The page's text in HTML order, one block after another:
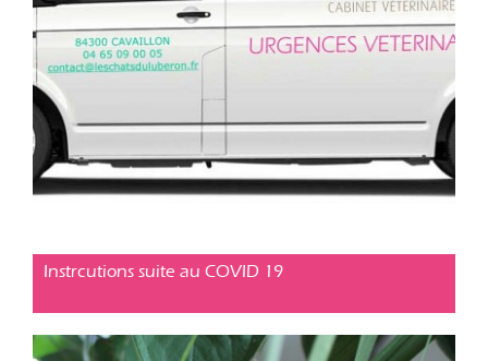
Conseil pratique
Instrcutions suite au COVID 19